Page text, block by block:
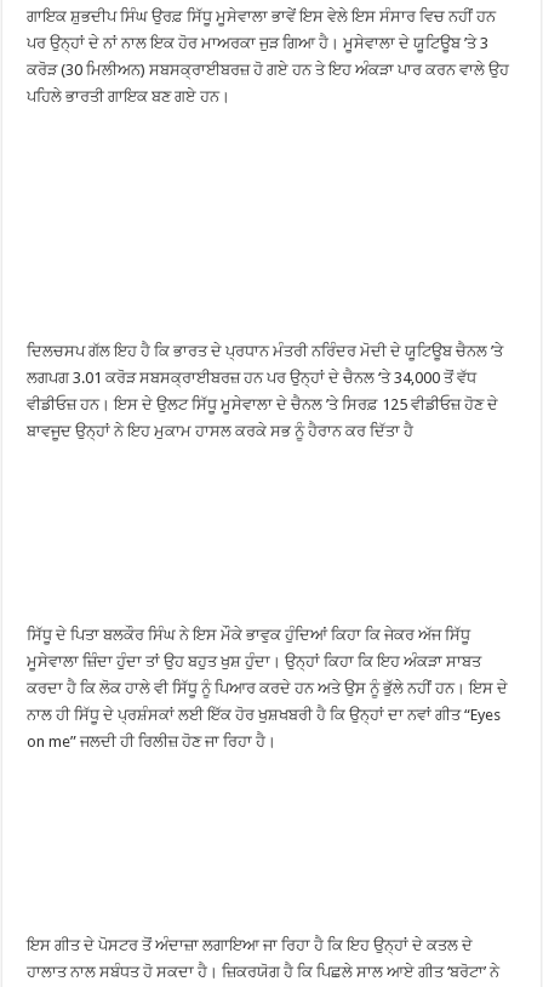
ਗਾਇਕ ਸ਼ੁਭਦੀਪ ਸਿੰਘ ਉਰਫ਼ ਸਿੱਧੂ ਮੂਸੇਵਾਲਾ ਭਾਵੇਂ ਇਸ ਵੇਲੇ ਇਸ ਸੰਸਾਰ ਵਿਚ ਨਹੀਂ ਹਨ
ਪਰ ਉਨ੍ਹਾਂ ਦੇ ਨਾਂ ਨਾਲ ਇਕ ਹੋਰ ਮਾਅਰਕਾ ਜੁੜ ਗਿਆ ਹੈ। ਮੂਸੇਵਾਲਾ ਦੇ ਯੂਟਿਊਬ ’ਤੇ 3
ਕਰੋੜ (30 ਮਿਲੀਅਨ) ਸਬਸਕ੍ਰਾਈਬਰਜ਼ ਹੋ ਗਏ ਹਨ ਤੇ ਇਹ ਅੰਕੜਾ ਪਾਰ ਕਰਨ ਵਾਲੇ ਉਹ
ਪਹਿਲੇ ਭਾਰਤੀ ਗਾਇਕ ਬਣ ਗਏ ਹਨ।
ਦਿਲਚਸਪ ਗੱਲ ਇਹ ਹੈ ਕਿ ਭਾਰਤ ਦੇ ਪ੍ਰਧਾਨ ਮੰਤਰੀ ਨਰਿੰਦਰ ਮੋਦੀ ਦੇ ਯੂਟਿਊਬ ਚੈਨਲ ’ਤੇ
ਲਗਪਗ 3.01 ਕਰੋੜ ਸਬਸਕ੍ਰਾਈਬਰਜ਼ ਹਨ ਪਰ ਉਨ੍ਹਾਂ ਦੇ ਚੈਨਲ ‘ਤੇ 34,000 ਤੋਂ ਵੱਧ
ਵੀਡੀਓਜ਼ ਹਨ। ਇਸ ਦੇ ਉਲਟ ਸਿੱਧੂ ਮੂਸੇਵਾਲਾ ਦੇ ਚੈਨਲ ’ਤੇ ਸਿਰਫ਼ 125 ਵੀਡੀਓਜ਼ ਹੋਣ ਦੇ
ਬਾਵਜੂਦ ਉਨ੍ਹਾਂ ਨੇ ਇਹ ਮੁਕਾਮ ਹਾਸਲ ਕਰਕੇ ਸਭ ਨੂੰ ਹੈਰਾਨ ਕਰ ਦਿੱਤਾ ਹੈ
ਸਿੱਧੂ ਦੇ ਪਿਤਾ ਬਲਕੌਰ ਸਿੰਘ ਨੇ ਇਸ ਮੌਕੇ ਭਾਵੁਕ ਹੁੰਦਿਆਂ ਕਿਹਾ ਕਿ ਜੇਕਰ ਅੱਜ ਸਿੱਧੂ
ਮੂਸੇਵਾਲਾ ਜ਼ਿੰਦਾ ਹੁੰਦਾ ਤਾਂ ਉਹ ਬਹੁਤ ਖੁਸ਼ ਹੁੰਦਾ। ਉਨ੍ਹਾਂ ਕਿਹਾ ਕਿ ਇਹ ਅੰਕੜਾ ਸਾਬਤ
ਕਰਦਾ ਹੈ ਕਿ ਲੋਕ ਹਾਲੇ ਵੀ ਸਿੱਧੂ ਨੂੰ ਪਿਆਰ ਕਰਦੇ ਹਨ ਅਤੇ ਉਸ ਨੂੰ ਭੁੱਲੇ ਨਹੀਂ ਹਨ। ਇਸ ਦੇ
ਨਾਲ ਹੀ ਸਿੱਧੂ ਦੇ ਪ੍ਰਸ਼ੰਸਕਾਂ ਲਈ ਇੱਕ ਹੋਰ ਖੁਸ਼ਖਬਰੀ ਹੈ ਕਿ ਉਨ੍ਹਾਂ ਦਾ ਨਵਾਂ ਗੀਤ “Eyes
on me” ਜਲਦੀ ਹੀ ਰਿਲੀਜ਼ ਹੋਣ ਜਾ ਰਿਹਾ ਹੈ।
ਇਸ ਗੀਤ ਦੇ ਪੋਸਟਰ ਤੋਂ ਅੰਦਾਜ਼ਾ ਲਗਾਇਆ ਜਾ ਰਿਹਾ ਹੈ ਕਿ ਇਹ ਉਨ੍ਹਾਂ ਦੇ ਕਤਲ ਦੇ
ਹਾਲਾਤ ਨਾਲ ਸਬੰਧਤ ਹੋ ਸਕਦਾ ਹੈ। ਜ਼ਿਕਰਯੋਗ ਹੈ ਕਿ ਪਿਛਲੇ ਸਾਲ ਆਏ ਗੀਤ ‘ਬਰੋਟਾ’ ਨੇ